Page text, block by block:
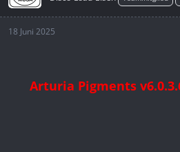
18 Juni 2025
Arturia Pigments